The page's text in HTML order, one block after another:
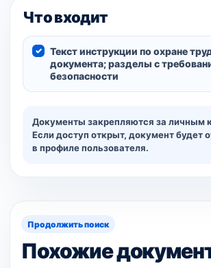
Что входит
Текст инструкции по охране
документа; разделы с
безопасности
Документы закрепляются за личным
Если доступ открыт, документ будет
в профиле пользователя.
Продолжить поиск
Похожие